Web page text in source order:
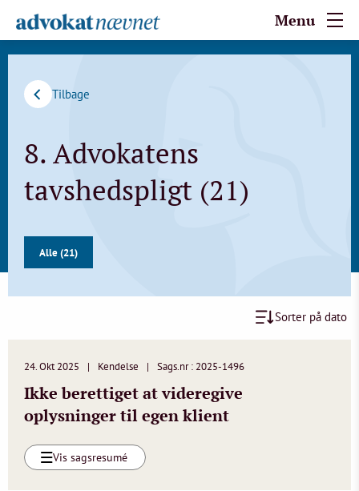
Menu
Tilbage
8. Advokatens
tavshedspligt (21)
Alle (21)
Sorter på dato
24. Okt 2025 Kendelse Sags.nr : 2025-1496
Ikke berettiget at videregive
oplysninger til egen klient
Vis sagsresumé